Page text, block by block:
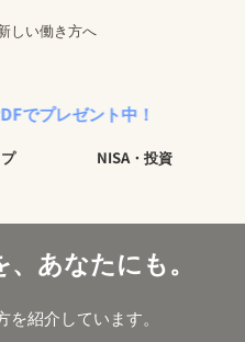
しい働き方へ
中！
NISA・投資
あなたにも。
紹介しています。